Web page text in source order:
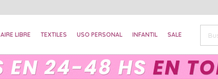
AIRE LIBRE TEXTILES USO PERSONAL INFANTIL SALE